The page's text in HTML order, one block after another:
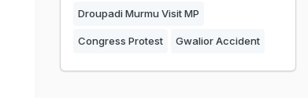
Droupadi Murmu Visit MP
Congress Protest Gwalior Accident